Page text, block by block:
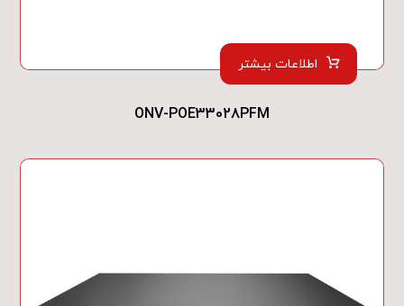
ONV-POE33028PFM
اطلاعات بیشتر